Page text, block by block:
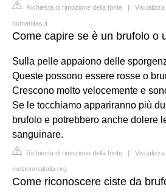
Richiesta di rimozione della fonte |
humanitas.it
Come capire se è un brufolo o
Sulla pelle appaiono delle
Queste possono essere rosse o
Crescono molto velocemente e
Se le tocchiamo appariranno più
brufolo e potrebbero anche dolere
sanguinare.
Richiesta di rimozione della fonte |
melanomaitalia.org
Come riconoscere ciste da